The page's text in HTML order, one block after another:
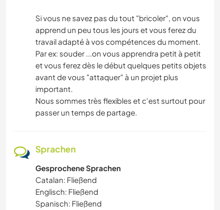
Si vous ne savez pas du tout "bricoler", on vous
apprend un peu tous les jours et vous ferez du
travail adapté à vos compétences du moment.
Par ex: souder ...on vous apprendra petit à petit
et vous ferez dès le début quelques petits objets
avant de vous "attaquer" à un projet plus
important.
Nous sommes très flexibles et c'est surtout pour
passer un temps de partage.
Sprachen
Gesprochene Sprachen
Catalan: Fließend
Englisch: Fließend
Spanisch: Fließend